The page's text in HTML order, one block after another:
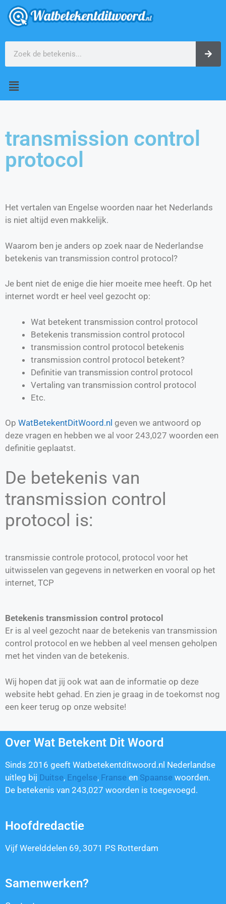
transmission control
protocol
Het vertalen van Engelse woorden naar het Nederlands
is niet altijd even makkelijk.
Waarom ben je anders op zoek naar de Nederlandse
betekenis van transmission control protocol?
Je bent niet de enige die hier moeite mee heeft. Op het
internet wordt er heel veel gezocht op:
Wat betekent transmission control protocol
Betekenis transmission control protocol
transmission control protocol betekenis
transmission control protocol betekent?
Definitie van transmission control protocol
Vertaling van transmission control protocol
Etc.
Op WatBetekentDitWoord.nl geven we antwoord op
deze vragen en hebben we al voor 243,027 woorden een
definitie geplaatst.
De betekenis van
transmission control
protocol is:
transmissie controle protocol, protocol voor het
uitwisselen van gegevens in netwerken en vooral op het
internet, TCP
Betekenis transmission control protocol
Er is al veel gezocht naar de betekenis van transmission
control protocol en we hebben al veel mensen geholpen
met het vinden van de betekenis.
Wij hopen dat jij ook wat aan de informatie op deze
website hebt gehad. En zien je graag in de toekomst nog
een keer terug op onze website!
Over Wat Betekent Dit Woord
Sinds 2016 geeft Watbetekentditwoord.nl Nederlandse
uitleg bij Duitse, Engelse, Franse en Spaanse woorden.
De betekenis van 243,027 woorden is toegevoegd.
Hoofdredactie
Vijf Werelddelen 69, 3071 PS Rotterdam
Samenwerken?